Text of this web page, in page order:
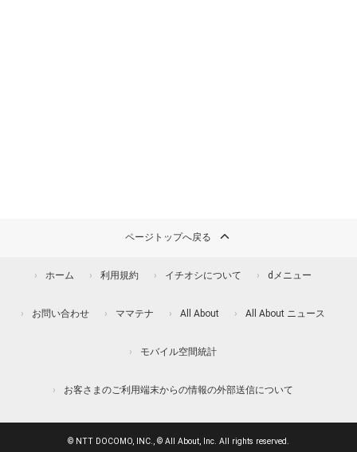
ページトップへ戻る
ホーム 利用規約 イチオシについて dメニュー
お問い合わせ ママテナ All About All About ニュース
モバイル空間統計
お客さまのご利用端末からの情報の外部送信について
© NTT DOCOMO, INC., © All About, Inc. All rights reserved.